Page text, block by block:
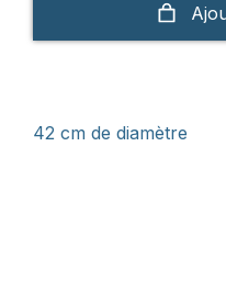
42 cm de diamètre